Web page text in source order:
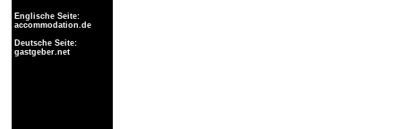
Englische Seite:
accommodation.de
Deutsche Seite:
gastgeber.net